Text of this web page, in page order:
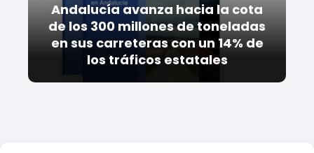
Andalucía avanza hacia la cota
de los 300 millones de toneladas
en sus carreteras con un 14% de
los tráficos estatales